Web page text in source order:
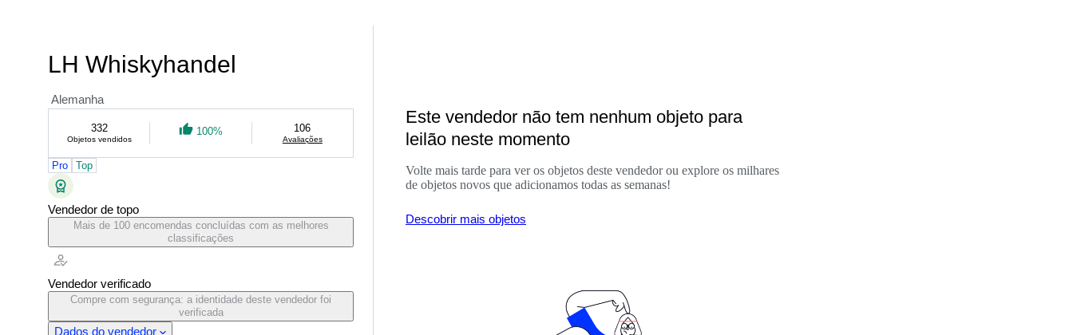
LH Whiskyhandel
Alemanha
332
Objetos vendidos
100% 106
Avaliações
Pro Top
Vendedor de topo
Mais de 100 encomendas concluídas com as melhores
classificações
Vendedor verificado
Compre com segurança: a identidade deste vendedor foi
verificada
Dados do vendedor
Este vendedor não tem nenhum objeto para
leilão neste momento
Volte mais tarde para ver os objetos deste vendedor ou explore os milhares
de objetos novos que adicionamos todas as semanas!
Descobrir mais objetos